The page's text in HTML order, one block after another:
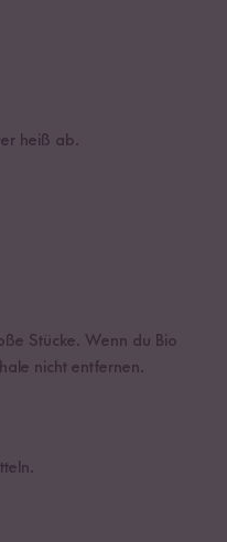
heiß ab.
Stücke. Wenn du Bio
nicht entfernen.